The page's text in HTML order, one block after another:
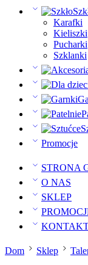
Karafki
Kieliszki
Pucharki
Szklanki
Promocje
STRONA
O NAS
SKLEP
Dom Sklep